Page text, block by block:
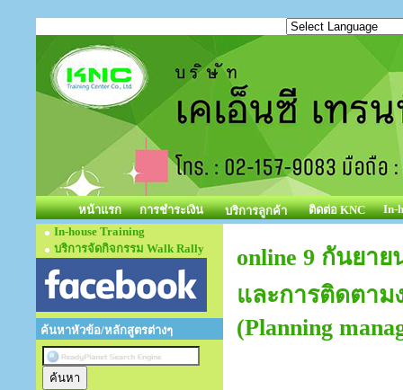
หน้าแรก การชำระเงิน บริการลูกค้า ติดต่อ KNC
In-
In-house Training
บริการจัดกิจกรรม Walk Rally
ค้นหาหัวข้อ/หลักสูตรต่างๆ
online 9 กันยา
และการติดตาม
(Planning